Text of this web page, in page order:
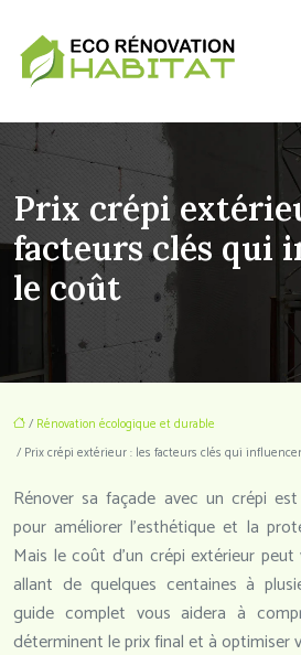
Prix crépi
facteurs clés qui
le coût
/ Rénovation écologique et durable
/ Prix crépi extérieur : les facteurs clés qui
Rénover sa façade avec un crépi
pour améliorer l’esthétique et la
Mais le coût d’un crépi extérieur
allant de quelques centaines à
guide complet vous aidera à
déterminent le prix final et à optimiser